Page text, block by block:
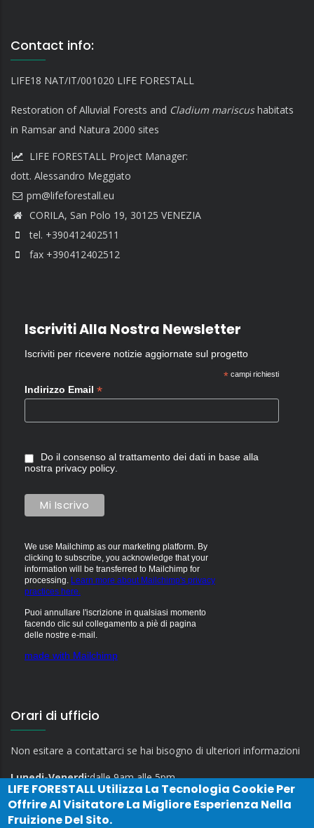
Contact info:
LIFE18 NAT/IT/001020 LIFE FORESTALL
Restoration of Alluvial Forests and Cladium mariscushabitats
in Ramsar and Natura 2000 sites
LIFE FORESTALL Project Manager:
dott. Alessandro Meggiato
CORILA, San Polo 19, 30125 VENEZIA
tel. +390412402511
fax +390412402512
Iscriviti Alla Nostra Newsletter
Iscriviti per ricevere notizie aggiornate sul progetto
*campi richiesti
Indirizzo Email *
Do il consenso al trattamento dei dati in base alla
nostra privacy policy.
We use Mailchimp as our marketing platform. By
clicking to subscribe, you acknowledge that your
information will be transferred to Mailchimp for
processing. Learn more about Mailchimp's privacy
practices here.
Puoi annullare l'iscrizione in qualsiasi momento
facendo clic sul collegamento a piè di pagina
delle nostre e-mail.
made with Mailchimp
Orari di ufficio
Non esitare a contattarci se hai bisogno di ulteriori informazioni
Lunedi-Venerdi:dalle 9am alle 5pm
LIFE FORESTALLUtilizza La Tecnologia Cookie Per
Offrire Al Visitatore La Migliore Esperienza Nella
Fruizione Del Sito.